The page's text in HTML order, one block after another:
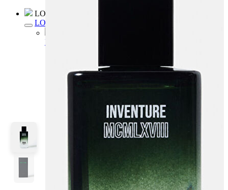
LOFT Prime
LOFT Prime
Fırsatlarım